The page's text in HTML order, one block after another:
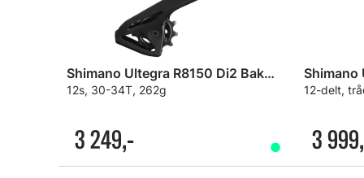
Shimano Ultegra R8150 Di2 Bakgir
12s, 30-34T, 262g
3 249,-
12-delt,
3